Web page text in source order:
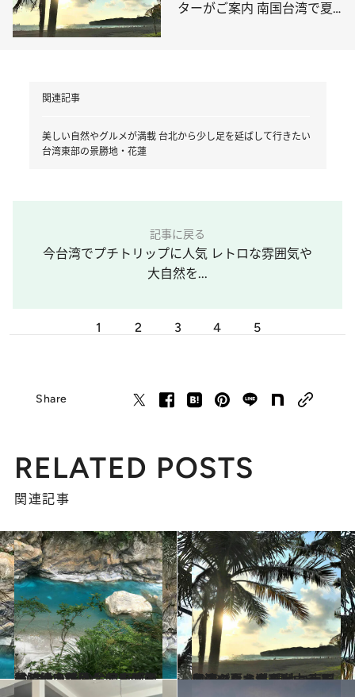
ターがご案内 南国台湾で夏
関連記事
美しい自然やグルメが満載 台北から少し足を延ばして行きたい
台湾東部の景勝地・花蓮
記事に戻る
今台湾でプチトリップに人気 レトロな雰囲気や
大自然を...
1 2 3 4 5
Share
RELATED POSTS
関連記事
2023.9.1
美しい自然やグルメが満載 台北から少し足を延ばして行きたい 台湾東部の景勝地・花蓮
旅＆お出かけ 2023.8.1
台湾のおすすめビーチと周辺グルメを 現地コーディネーターがご案内 南国台湾で夏を満喫しよう！
旅＆お出かけ